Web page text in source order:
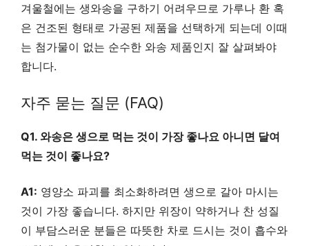
겨울철에는 생와송을 구하기 어려우므로 가루나 환 혹
은 건조된 형태로 가공된 제품을 선택하게 되는데 이때
는 첨가물이 없는 순수한 와송 제품인지 잘 살펴봐야
합니다.
자주 묻는 질문 (FAQ)
Q1. 와송은 생으로 먹는 것이 가장 좋나요 아니면 달여
먹는 것이 좋나요?
A1: 영양소 파괴를 최소화하려면 생으로 갈아 마시는
것이 가장 좋습니다. 하지만 위장이 약하거나 찬 성질
이 부담스러운 분들은 따뜻한 차로 드시는 것이 흡수와